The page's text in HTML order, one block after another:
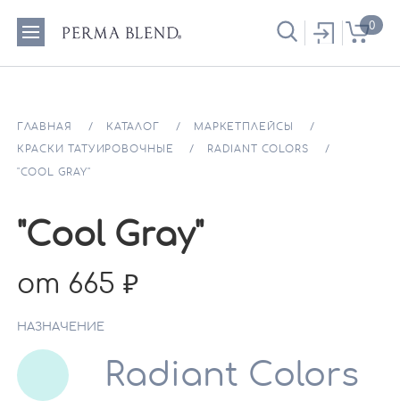
0
ГЛАВНАЯ КАТАЛОГ МАРКЕТПЛЕЙСЫ
КРАСКИ ТАТУИРОВОЧНЫЕ RADIANT COLORS
"COOL GRAY"
"Cool Gray"
от 665
НАЗНАЧЕНИЕ
Radiant Colors